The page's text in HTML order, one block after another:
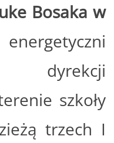
Bosaka w
energetyczni
szkoły
trzech I